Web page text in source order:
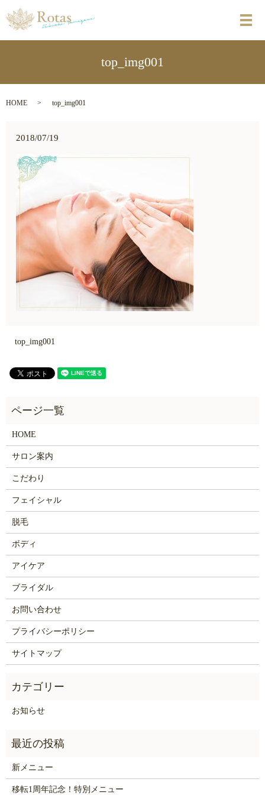
メ
top_img001
HOME top_img001
2018/07/19
top_img001
HOME
サロン案内
こだわり
フェイシャル
脱毛
ボディ
アイケア
ブライダル
お問い合わせ
プライバシーポリシー
サイトマップ
お知らせ
新メニュー
移転1周年記念！特別メニュー